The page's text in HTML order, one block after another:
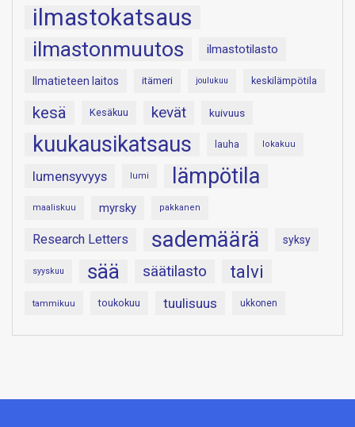
ilmastokatsaus
ilmastonmuutos ilmastotilasto
Ilmatieteen laitos itämeri joulukuu keskilämpötila
kesä Kesäkuu kevät kuivuus
kuukausikatsaus lauha lokakuu
lumensyvyys lumi lämpötila
maaliskuu myrsky pakkanen
Research Letters sademäärä syksy
syyskuu sää säätilasto talvi
tammikuu toukokuu tuulisuus ukkonen